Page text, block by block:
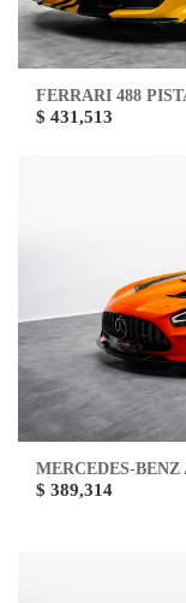
FERRARI 488
$ 431,513
MERCEDES-
$ 389,314